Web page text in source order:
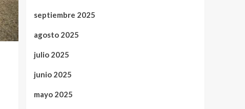
septiembre 2025
agosto 2025
julio 2025
junio 2025
mayo 2025